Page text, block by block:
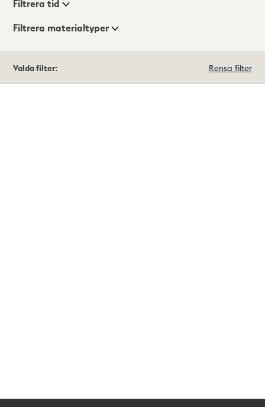
Visningsläge
Filtrera tid
Filtrera materialtyper
träffar
Valda filter: Rensa filter